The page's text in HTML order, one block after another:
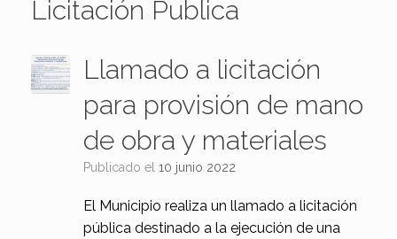
Licitación Publica
Llamado a licitación
para provisión de mano
de obra y materiales
Publicado el 10 junio 2022
El Municipio realiza un llamado a licitación
pública destinado a la ejecución de una